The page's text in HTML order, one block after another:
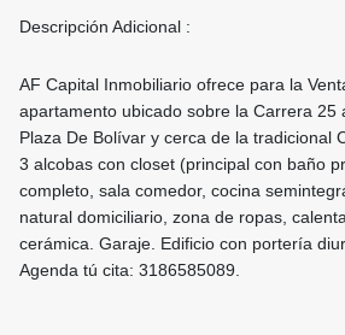
Descripción Adicional :
AF Capital Inmobiliario ofrece para la
apartamento ubicado sobre la Carrera 25
Plaza De Bolívar y cerca de la tradicional
3 alcobas con closet (principal con baño
completo, sala comedor, cocina
natural domiciliario, zona de ropas,
cerámica. Garaje. Edificio con portería
Agenda tú cita: 3186585089.